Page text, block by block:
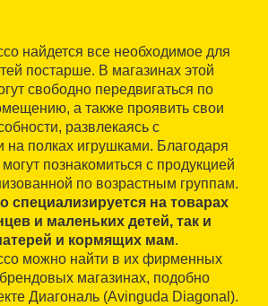
найдется все необходимое для
постарше. В магазинах этой
свободно передвигаться по
а также проявить свои
развлекаясь с
полках игрушками. Благодаря
познакомиться с продукцией
по возрастным группам.
специализируется на товарах
и маленьких детей, так и
и кормящих мам.
можно найти в их фирменных
магазинах, подобно
Диагональ (Avinguda Diagonal).